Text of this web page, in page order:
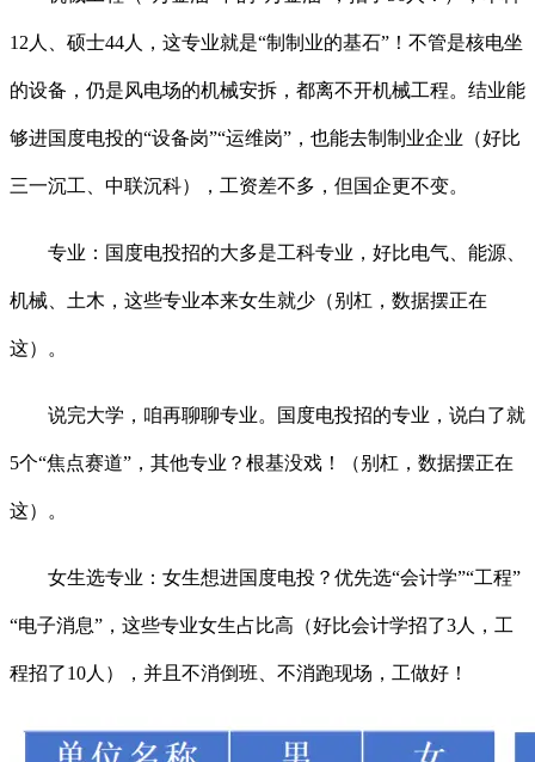
12人、硕士44人，这专业就是“制制业的基石”！不管是核电坐
的设备，仍是风电场的机械安拆，都离不开机械工程。结业能
够进国度电投的“设备岗”“运维岗”，也能去制制业企业（好比
三一沉工、中联沉科），工资差不多，但国企更不变。
专业：国度电投招的大多是工科专业，好比电气、能源、
机械、土木，这些专业本来女生就少（别杠，数据摆正在
这）。
说完大学，咱再聊聊专业。国度电投招的专业，说白了就
5个“焦点赛道”，其他专业？根基没戏！（别杠，数据摆正在
这）。
女生选专业：女生想进国度电投？优先选“会计学”“工程”
“电子消息”，这些专业女生占比高（好比会计学招了3人，工
程招了10人），并且不消倒班、不消跑现场，工做好！